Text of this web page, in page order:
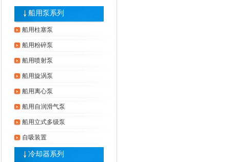
船用泵系列
船用柱塞泵
船用粉碎泵
船用喷射泵
船用旋涡泵
船用离心泵
船用自润滑气泵
船用立式多级泵
自吸装置
冷却器系列